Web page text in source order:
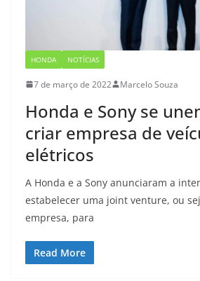
HONDA NOTÍCIAS
7 de março de 2022 Marcelo Souza
Honda e Sony se
criar empresa de
elétricos
A Honda e a Sony anunciaram a
estabelecer uma joint venture, ou
empresa, para
Read More